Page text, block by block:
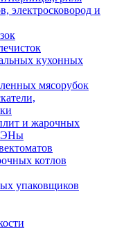
электросковород и
кухонных
мясорубок
и жарочных
котлов
упаковщиков